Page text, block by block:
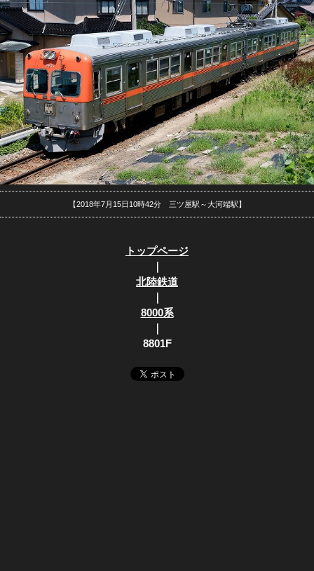
【2018年7月15日10時42分 三ツ屋駅～大河端駅】
トップページ
｜
北陸鉄道
｜
8000系
｜
8801F